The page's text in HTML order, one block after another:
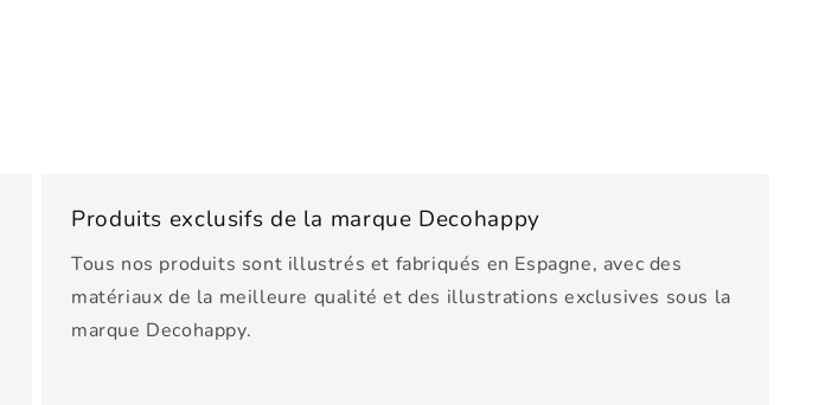
Produits exclusifs de la marque Decohappy
Tous nos produits sont illustrés et fabriqués en Espagne, avec des
matériaux de la meilleure qualité et des illustrations exclusives sous la
marque Decohappy.